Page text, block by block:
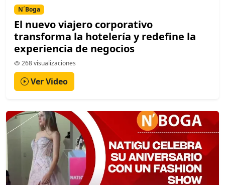
N´Boga
El nuevo viajero corporativo
transforma la hotelería y redefine la
experiencia de negocios
268 visualizaciones
Ver Video